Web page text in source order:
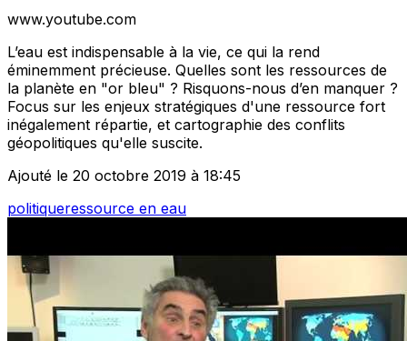
www.youtube.com
L’eau est indispensable à la vie, ce qui la rend
éminemment précieuse. Quelles sont les ressources de
la planète en "or bleu" ? Risquons-nous d’en manquer ?
Focus sur les enjeux stratégiques d'une ressource fort
inégalement répartie, et cartographie des conflits
géopolitiques qu'elle suscite.
Ajouté le 20 octobre 2019 à 18:45
politiqueressource en eau